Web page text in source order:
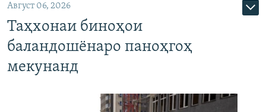
Август 06, 2026
Таҳхонаи биноҳои
баландошёнаро паноҳгоҳ
мекунанд